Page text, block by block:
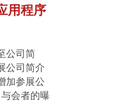
用程序
公司简
公司简介
加参展公
会者的曝